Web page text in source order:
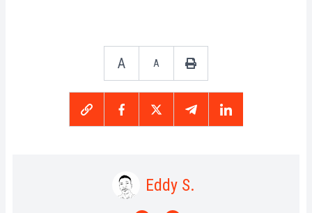
A A
Eddy S.